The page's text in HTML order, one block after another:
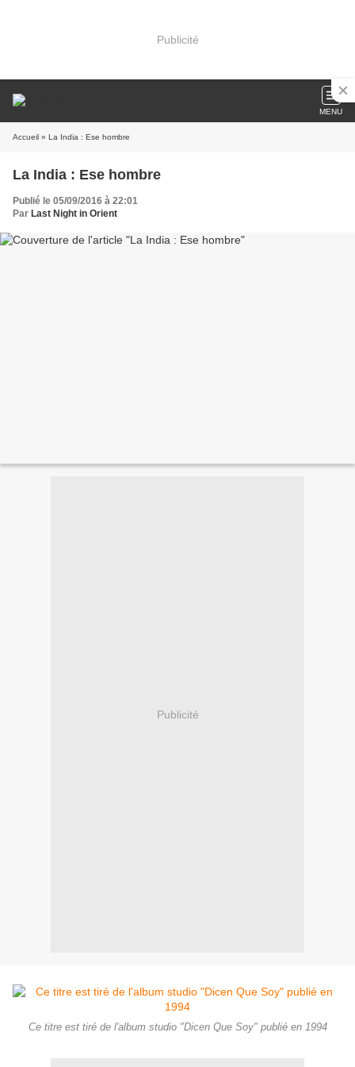
Publicité
MENU
Accueil » La India : Ese hombre
La India : Ese hombre
Publié le 05/09/2016 à 22:01
Par Last Night in Orient
Publicité
Ce titre est tiré de l'album studio "Dicen Que Soy" publié en 1994